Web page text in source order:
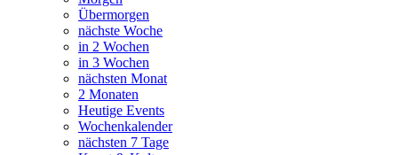
Übermorgen
nächste Woche
in 2 Wochen
in 3 Wochen
nächsten Monat
2 Monaten
Heutige Events
Wochenkalender
nächsten 7 Tage